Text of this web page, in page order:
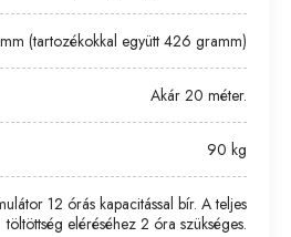
(tartozékokkal együtt 426 gramm)
Akár 20 méter.
90 kg
12 órás kapacitással bír. A teljes
töltöttség eléréséhez 2 óra szükséges.